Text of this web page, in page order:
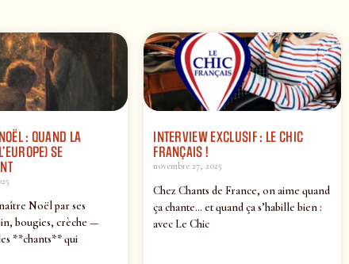
: QUAND LA
SE
Noël par ses
bougies, crèche —
**chants** qui
INTERVIEW EXCLUSIF : LE CHIC
FRANÇAIS !
novembre 27, 2025
Chez Chants de France, on aime quand
ça chante… et quand ça s’habille bien :
avec Le Chic